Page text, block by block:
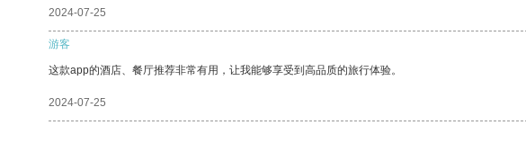
2024-07-25
游客
这款app的酒店、餐厅推荐非常有用，让我能够享受到高品质的旅行体验。
2024-07-25